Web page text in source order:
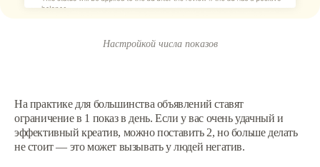
Настройкой числа показов
На практике для большинства объявлений ставят
ограничение в 1 показ в день. Если у вас очень удачный и
эффективный креатив, можно поставить 2, но больше делать
не стоит — это может вызывать у людей негатив.